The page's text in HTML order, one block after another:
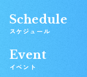
Schedule
スケジュール
Event
イベント